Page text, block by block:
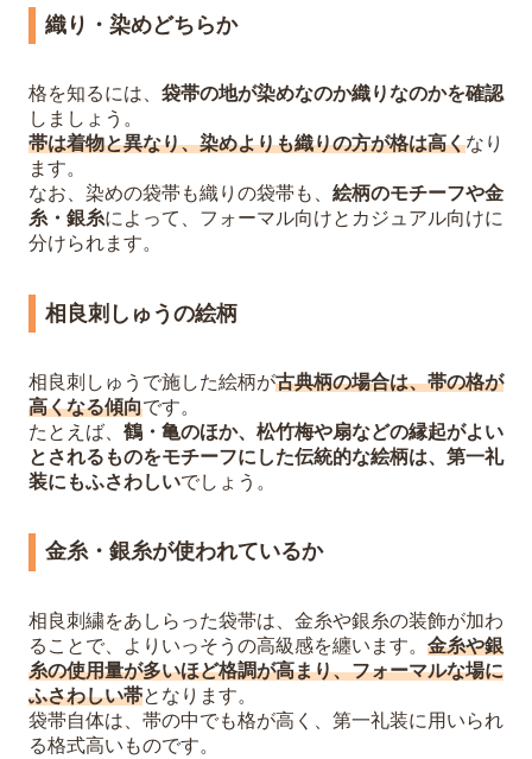
織り・染めどちらか
格を知るには、 袋帯の地が染めなのか織りなのかを確認
しましょう。
帯は着物と異なり、染めよりも織りの方が格は高くなり
ます。
なお、染めの袋帯も織りの袋帯も、 絵柄のモチーフや金
糸・銀糸によって、フォーマル向けとカジュアル向けに
分けられます。
相良刺しゅうの絵柄
相良刺しゅうで施した絵柄が古典柄の場合は、帯の格が
高くなる傾向です。
たとえば、 鶴・亀のほか、松竹梅や扇などの縁起がよい
とされるものをモチーフにした伝統的な絵柄は、第一礼
装にもふさわしいでしょう。
金糸・銀糸が使われているか
相良刺繍をあしらった袋帯は、金糸や銀糸の装飾が加わ
ることで、よりいっそうの高級感を纏います。 金糸や銀
糸の使用量が多いほど格調が高まり、フォーマルな場に
ふさわしい帯となります。
袋帯自体は、帯の中でも格が高く、第一礼装に用いられ
る格式高いものです。